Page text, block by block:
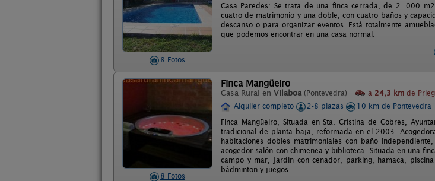
8 Fotos
Casa Paredes: Se trata de una finca cerrada, de 2. 000
cuatro de matrimonio y una doble, con cuatro baños y
descanso o para organizar eventos. Está totalmente
que podemos encontrar en una casa normal.
8 Fotos
Finca Mangüeiro
Casa Rural en Vilaboa (Pontevedra) a 24,3 km de
Alquiler completo
2-8 plazas
10 km de Pontevedra
Finca Mangüeiro, Situada en Sta. Cristina de Cobres,
tradicional de planta baja, reformada en el 2003.
habitaciones dobles matrimoniales con baño
acogedor salón con chimenea y biblioteca. Situada en una
campo y mar, jardín con cenador, parking, hamaca,
bádminton y juegos.